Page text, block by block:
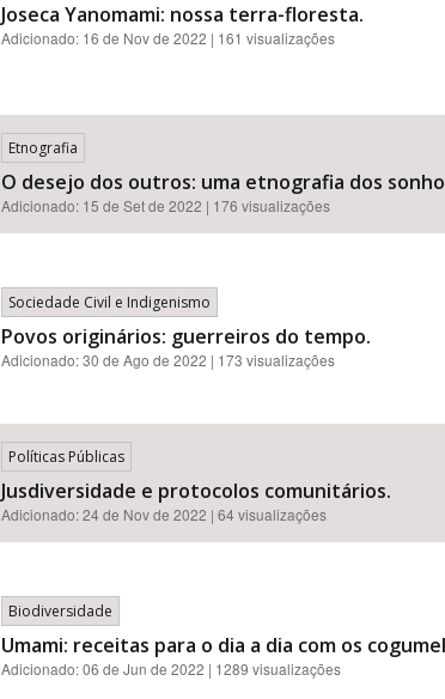
Joseca Yanomami: nossa terra-floresta.
Adicionado: 16 de Nov de 2022 | 161 visualizações
Etnografia
O desejo dos outros: uma etnografia dos
Adicionado: 15 de Set de 2022 | 176 visualizações
Sociedade Civil e Indigenismo
Povos originários: guerreiros do tempo.
Adicionado:30 de Ago de 2022 | 173 visualizações
Políticas Públicas
Jusdiversidade e protocolos comunitários.
Adicionado:24 de Nov de 2022 | 64 visualizações
Biodiversidade
Umami: receitas para o dia a dia com os
Adicionado:06 de Jun de 2022 | 1289 visualizações